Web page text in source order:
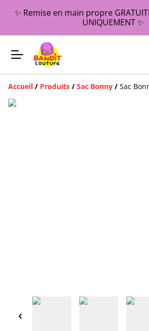
✨ Remise en main propre
UNIQUEMENT ✨
Accueil / Produits / Sac Bonny / Sac